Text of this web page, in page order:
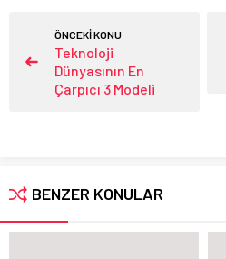
ÖNCEKİ KONU
Teknoloji
Dünyasının En
Çarpıcı 3 Modeli
BENZER KONULAR